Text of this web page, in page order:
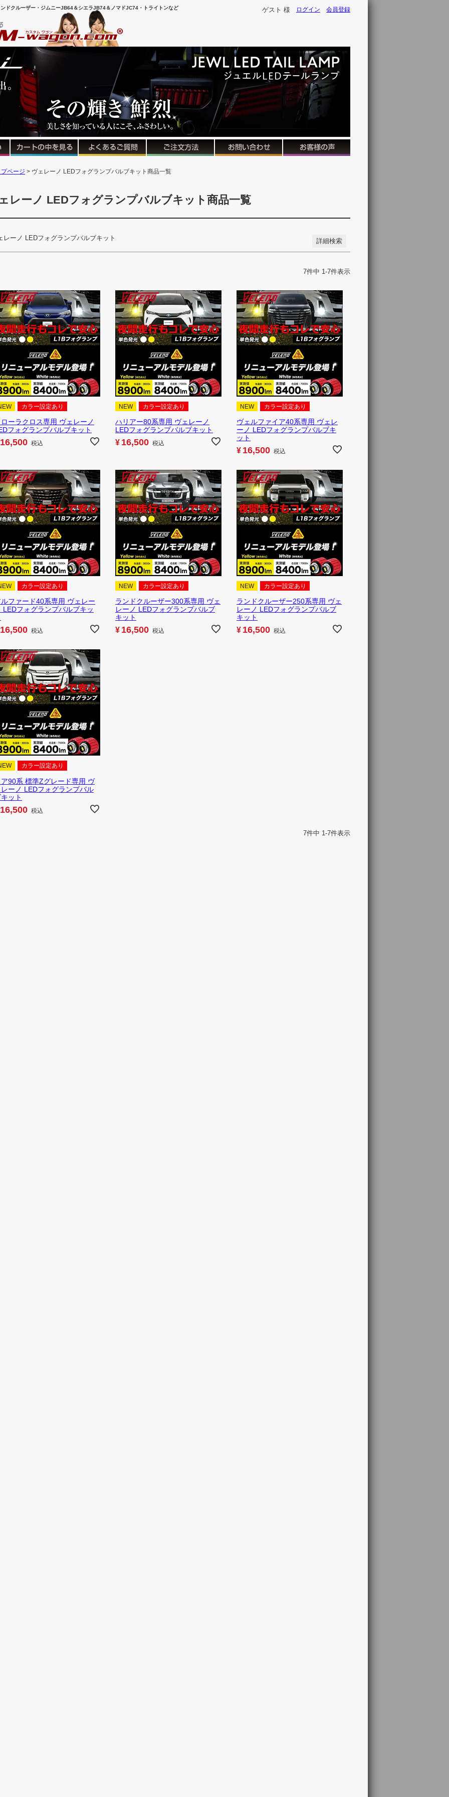
ドクルーザー・ジムニーJB64＆シエラJB74＆ノマドJC74・トライトンなど ゲスト 様 ログイン 会員登録
ページ ヴェレーノ LEDフォグランプバルブキット商品一覧
レーノ LEDフォグランプバルブキット商品一覧
レーノ LEDフォグランプバルブキット 詳細検索
キーワード
価格
検索
7件中 1-7件表示
カラー設定あり
ーラクロス専用 ヴェレーノ
フォグランプバルブキット
16,500 税込
NEW カラー設定あり
ハリアー80系専用 ヴェレーノ
LEDフォグランプバルブキット
¥ 16,500 税込
NEW カラー設定あり
ヴェルファイア40系専用 ヴェレ
ーノ LEDフォグランプバルブキ
ット
¥ 16,500 税込
カラー設定あり
ファード40系専用 ヴェレー
LEDフォグランプバルブキッ
16,500 税込
NEW カラー設定あり
ランドクルーザー300系専用 ヴェ
レーノ LEDフォグランプバルブ
キット
¥ 16,500 税込
NEW カラー設定あり
ランドクルーザー250系専用 ヴェ
レーノ LEDフォグランプバルブ
キット
¥ 16,500 税込
カラー設定あり
90系 標準Zグレード専用 ヴ
ーノ LEDフォグランプバル
ット
16,500 税込
7件中 1-7件表示